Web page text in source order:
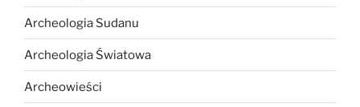
Archeologia Sudanu
Archeologia Światowa
Archeowieści